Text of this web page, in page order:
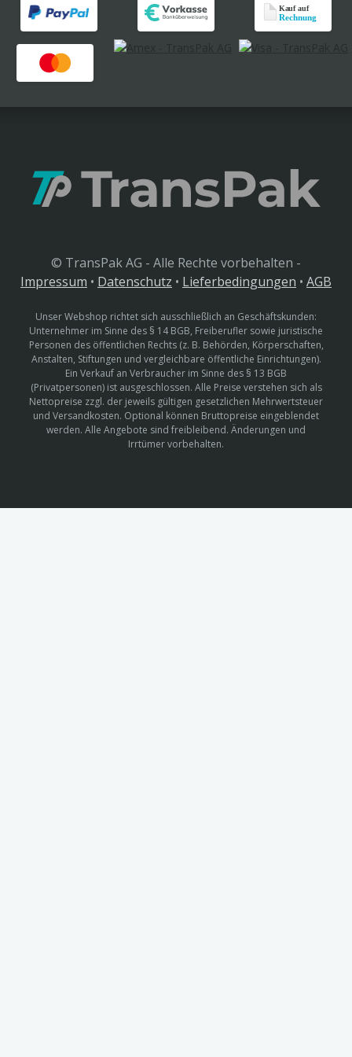
© TransPak AG - Alle Rechte vorbehalten -
Impressum • Datenschutz • Lieferbedingungen • AGB
Unser Webshop richtet sich ausschließlich an Geschäftskunden:
Unternehmer im Sinne des § 14 BGB, Freiberufler sowie juristische
Personen des öffentlichen Rechts (z. B. Behörden, Körperschaften,
Anstalten, Stiftungen und vergleichbare öffentliche Einrichtungen).
Ein Verkauf an Verbraucher im Sinne des § 13 BGB
(Privatpersonen) ist ausgeschlossen. Alle Preise verstehen sich als
Nettopreise zzgl. der jeweils gültigen gesetzlichen Mehrwertsteuer
und Versandkosten. Optional können Bruttopreise eingeblendet
werden. Alle Angebote sind freibleibend. Änderungen und
Irrtümer vorbehalten.